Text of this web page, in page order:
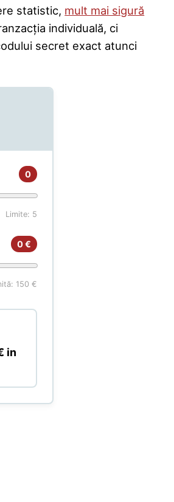
statistic, mult mai sigură
individuală, ci
secret exact atunci
0
Limite: 5
0 €
150 €
in